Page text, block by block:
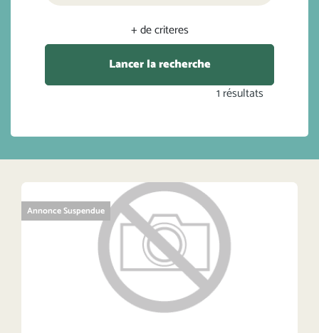
+ de criteres
Lancer la recherche
1 résultats
Annonce Suspendue